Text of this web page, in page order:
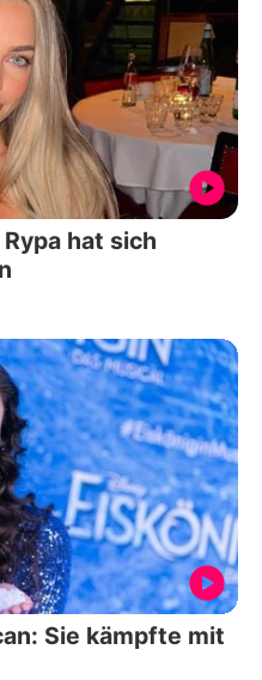
hat sich
Sie kämpfte mit